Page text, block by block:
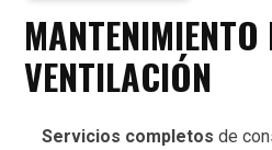
MANTENIMIENTO
VENTILACIÓN
Servicios completos de